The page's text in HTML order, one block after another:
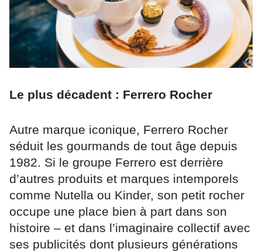
Le plus décadent : Ferrero Rocher
Autre marque iconique, Ferrero Rocher
séduit les gourmands de tout âge depuis
1982. Si le groupe Ferrero est derrière
d’autres produits et marques intemporels
comme Nutella ou Kinder, son petit rocher
occupe une place bien à part dans son
histoire – et dans l’imaginaire collectif avec
ses publicités dont plusieurs générations